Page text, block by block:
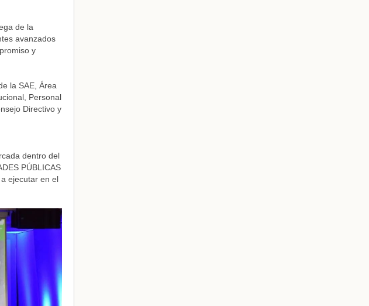
de la
avanzados
y
la SAE, Área
Personal
Directivo y
dentro del
PÚBLICAS
ejecutar en el